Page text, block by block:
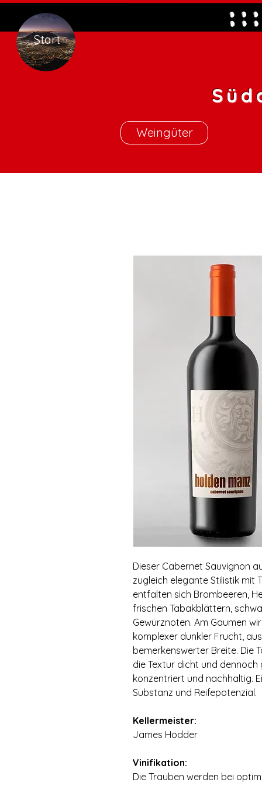
Start
Weingüter
Dieser Cabernet Sauvignon
zugleich elegante Stilistik mit
entfalten sich Brombeeren,
frischen Tabakblättern,
Gewürznoten. Am Gaumen
komplexer dunkler Frucht,
bemerkenswerter Breite. Die
die Textur dicht und dennoch
konzentriert und nachhaltig.
Substanz und Reifepotenzial.
Kellermeister:
James Hodder
Vinifikation:
Die Trauben werden bei